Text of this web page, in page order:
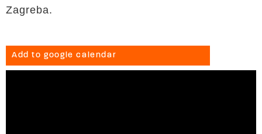
Zagreba.
Add to google calendar